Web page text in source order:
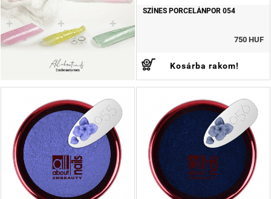
SZÍNES PORCELÁNPOR 054
750 HUF
Kosárba rakom!